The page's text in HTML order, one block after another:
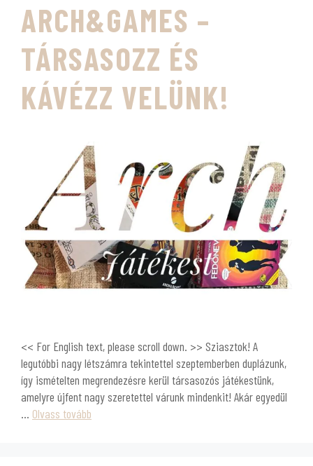
ARCH&GAMES –
TÁRSASOZZ ÉS
KÁVÉZZ VELÜNK!
<< For English text, please scroll down. >> Sziasztok! A
legutóbbi nagy létszámra tekintettel szeptemberben duplázunk,
így ismételten megrendezésre kerül társasozós játékestünk,
amelyre újfent nagy szeretettel várunk mindenkit! Akár egyedül
… Olvass tovább